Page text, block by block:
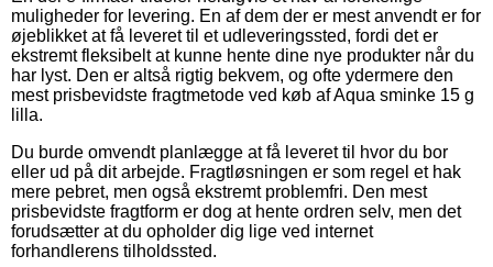
muligheder for levering. En af dem der er mest anvendt er for
øjeblikket at få leveret til et udleveringssted, fordi det er
ekstremt fleksibelt at kunne hente dine nye produkter når du
har lyst. Den er altså rigtig bekvem, og ofte ydermere den
mest prisbevidste fragtmetode ved køb af Aqua sminke 15 g
lilla.
Du burde omvendt planlægge at få leveret til hvor du bor
eller ud på dit arbejde. Fragtløsningen er som regel et hak
mere pebret, men også ekstremt problemfri. Den mest
prisbevidste fragtform er dog at hente ordren selv, men det
forudsætter at du opholder dig lige ved internet
forhandlerens tilholdssted.